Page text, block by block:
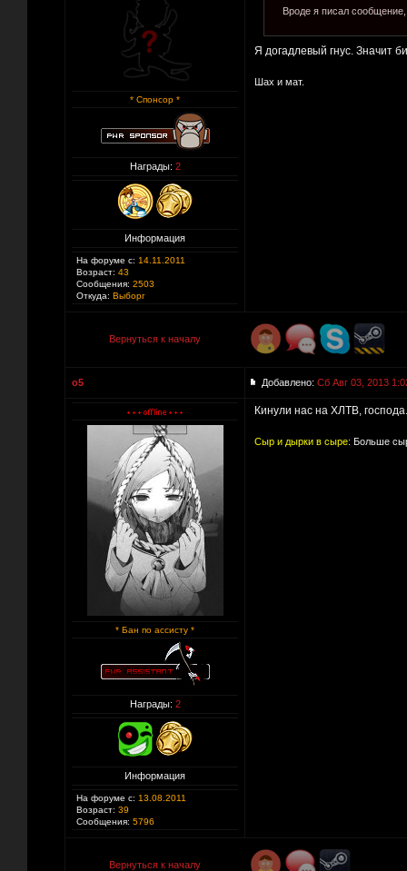
* Спонсор *
Награды: 2
Информация
На форуме с: 14.11.2011
Возраст: 43
Сообщения: 2503
Откуда: Выборг
Вроде я писал
Я догадлевый гнус. Значит
Шах и мат.
Вернуться к началу
o5 Добавлено: Сб Авг 03, 2013
* Бан по ассисту *
Награды: 2
Информация
На форуме с: 13.08.2011
Возраст: 39
Сообщения: 5796
Кинули нас на ХЛТВ,
Сыр и дырки в сыре: Больше
Вернуться к началу